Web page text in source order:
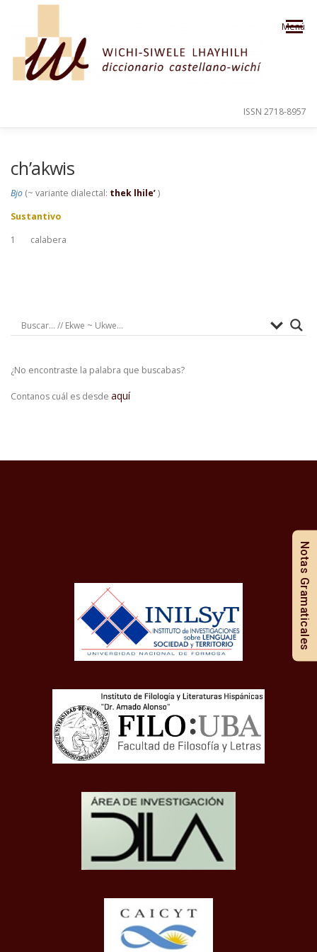
Saltar al contenido
Menú
ISSN 2718-8957
ch’akwis
Bjo (~ variante dialectal: thek lhile’)
Sustantivo
1
calabera
¿No encontraste la palabra que buscabas?
Contanos cuál es desde aquí
Notas Gramaticales